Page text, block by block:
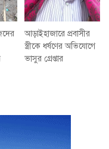
আড়াইহাজারে প্রবাসীর
স্ত্রীকে ধর্ষণের অভিযোগে
ভাসুর গ্রেপ্তার